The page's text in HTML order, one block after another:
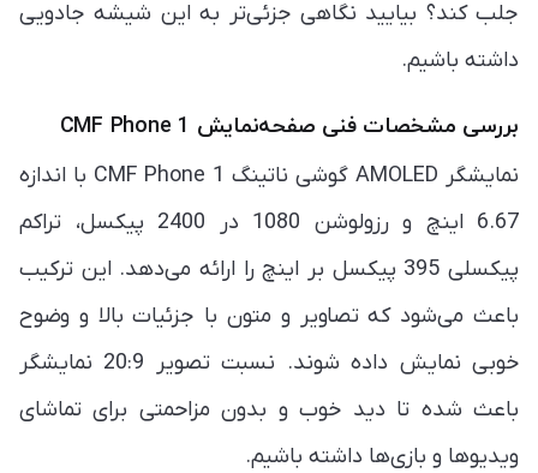
جلب کند؟ بیایید نگاهی جزئی‌تر به این شیشه جادویی
داشته باشیم.
بررسی مشخصات فنی صفحه‌نمایش CMF Phone 1
نمایشگر AMOLED گوشی ناتینگ CMF Phone 1 با اندازه‌
6.67 اینچ و رزولوشن 1080 در 2400 پیکسل، تراکم
پیکسلی 395 پیکسل بر اینچ را ارائه می‌دهد. این ترکیب
باعث می‌شود که تصاویر و متون با جزئیات بالا و وضوح
خوبی نمایش داده شوند. نسبت تصویر 20:9 نمایشگر
باعث شده تا دید خوب و بدون مزاحمتی برای تماشای
ویدیوها و بازی‌ها داشته باشیم.